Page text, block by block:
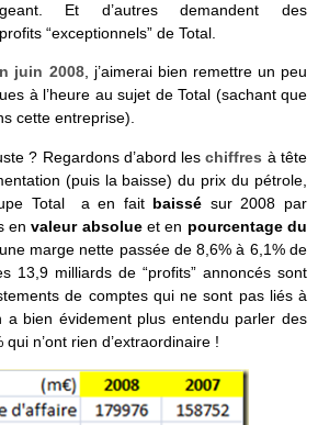
Et d’autres demandent des
“exceptionnels” de Total.
juin 2008, j’aimerai bien remettre un peu
à l’heure au sujet de Total (sachant que
cette entreprise).
? Regardons d’abord leschiffres à tête
(puis la baisse) du prix du pétrole,
Total a en fait baissé sur 2008 par
envaleur absolueet en pourcentage du
une marge nette passée de 8,6% à 6,1% de
13,9 milliards de “profits” annoncés sont
de comptes qui ne sont pas liés à
a bien évidement plus entendu parler des
n’ont rien d’extraordinaire !